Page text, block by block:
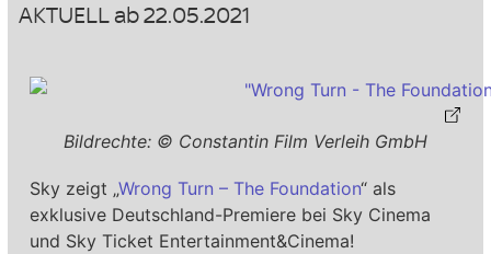
AKTUELL ab 22.05.2021
Bildrechte: © Constantin Film Verleih GmbH
Sky zeigt „Wrong Turn – The Foundation“ als
exklusive Deutschland-Premiere bei Sky Cinema
und Sky Ticket Entertainment&Cinema!